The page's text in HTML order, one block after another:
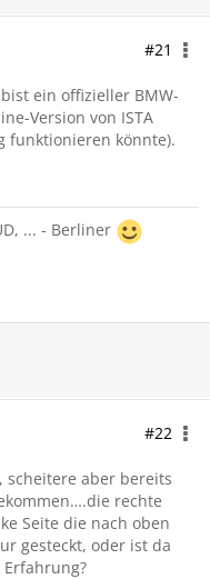
#21
ein offizieller BMW-
Version von ISTA
funktionieren könnte).
... - Berliner
#22
scheitere aber bereits
rechte
Seite die nach oben
gesteckt, oder ist da
Erfahrung?